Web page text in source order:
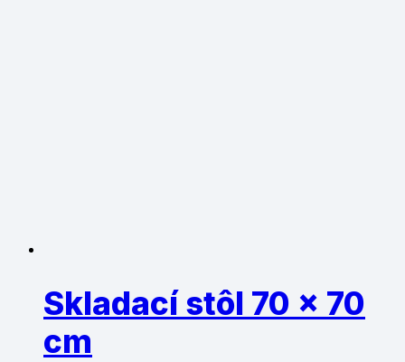
Skladací stôl 70 x 70
cm